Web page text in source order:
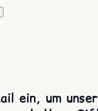
ein, um unser